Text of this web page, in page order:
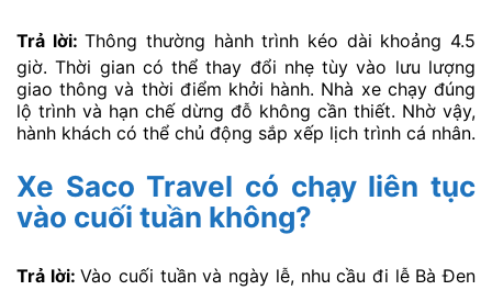
Trả lời:Thông thường hành trình kéo dài khoảng 4.5
giờ. Thời gian có thể thay đổi nhẹ tùy vào lưu lượng
giao thông và thời điểm khởi hành. Nhà xe chạy đúng
lộ trình và hạn chế dừng đỗ không cần thiết. Nhờ vậy,
hành khách có thể chủ động sắp xếp lịch trình cá nhân.
Xe Saco Travel có chạy liên tục
vào cuối tuần không?
Trả lời:Vào cuối tuần và ngày lễ, nhu cầu đi lễ Bà Đen